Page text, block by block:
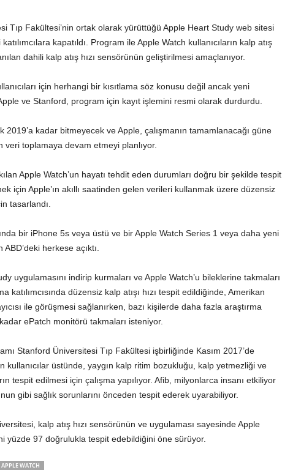
Tıp Fakültesi’nin ortak olarak yürüttüğü Apple Heart Study web sitesi
kapatıldı. Program ile Apple Watch kullanıcıların kalp atış
dahili kalp atış hızı sensörünün geliştirilmesi amaçlanıyor.
için herhangi bir kısıtlama söz konusu değil ancak yeni
ve Stanford, program için kayıt işlemini resmi olarak durdurdu.
2019’a kadar bitmeyecek ve Apple, çalışmanın tamamlanacağı güne
veri toplamaya devam etmeyi planlıyor.
Apple Watch’un hayatı tehdit eden durumları doğru bir şekilde tespit
için Apple’ın akıllı saatinden gelen verileri kullanmak üzere düzensiz
tasarlandı.
bir iPhone 5s veya üstü ve bir Apple Watch Series 1 veya daha yeni
herkese açıktı.
uygulamasını indirip kurmaları ve Apple Watch’u bileklerine takmaları
katılımcısında düzensiz kalp atışı hızı tespit edildiğinde, Amerikan
ile görüşmesi sağlanırken, bazı kişilerde daha fazla araştırma
ePatch monitörü takmaları isteniyor.
Stanford Üniversitesi Tıp Fakültesi işbirliğinde Kasım 2017’de
kullanıcılar üstünde, yaygın kalp ritim bozukluğu, kalp yetmezliği ve
tespit edilmesi için çalışma yapılıyor. Afib, milyonlarca insanı etkiliyor
gibi sağlık sorunlarını önceden tespit ederek uyarabiliyor.
kalp atış hızı sensörünün ve uygulaması sayesinde Apple
yüzde 97 doğrulukla tespit edebildiğini öne sürüyor.
APPLE WATCH